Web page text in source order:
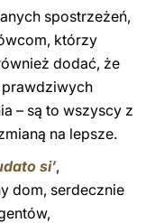
spostrzeżeń,
którzy
dodać, że
prawdziwych
– są to wszyscy z
na lepsze.
si’,
dom, serdecznie